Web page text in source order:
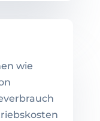
wie